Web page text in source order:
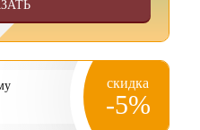
скидка
-5%